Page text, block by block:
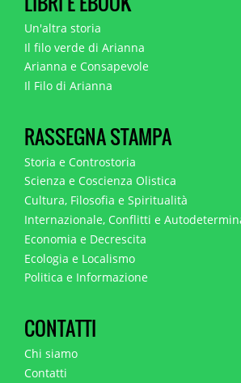
Un'altra storia
Il filo verde di Arianna
Arianna e Consapevole
Il Filo di Arianna
RASSEGNA STAMPA
Storia e Controstoria
Scienza e Coscienza Olistica
Cultura, Filosofia e Spiritualità
Internazionale, Conflitti e
Economia e Decrescita
Ecologia e Localismo
Politica e Informazione
CONTATTI
Chi siamo
Contatti